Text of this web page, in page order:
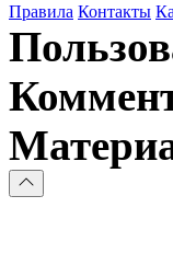
Правила Контакты